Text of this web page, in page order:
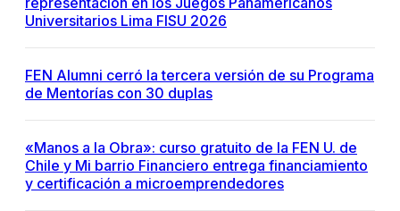
Universitarios Lima FISU 2026
FEN Alumni cerró la tercera versión de su Programa
de Mentorías con 30 duplas
«Manos a la Obra»: curso gratuito de la FEN U. de
Chile y Mi barrio Financiero entrega financiamiento
y certificación a microemprendedores